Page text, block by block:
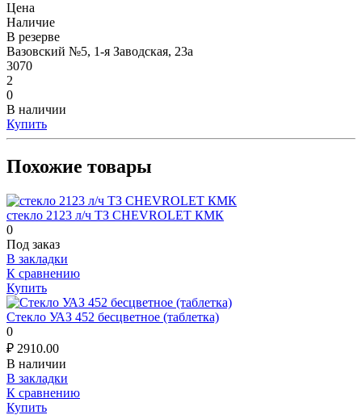
Цена
Наличие
В резерве
Вазовский №5, 1-я Заводская, 23а
3070
2
0
В наличии
Купить
Похожие товары
стекло 2123 л/ч ТЗ CHEVROLET КМК
0
Под заказ
В закладки
К сравнению
Купить
Стекло УАЗ 452 бесцветное (таблетка)
0
₽ 2910.00
В наличии
В закладки
К сравнению
Купить